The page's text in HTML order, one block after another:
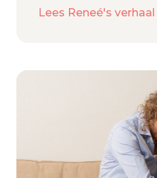
Lees Reneé's verhaal